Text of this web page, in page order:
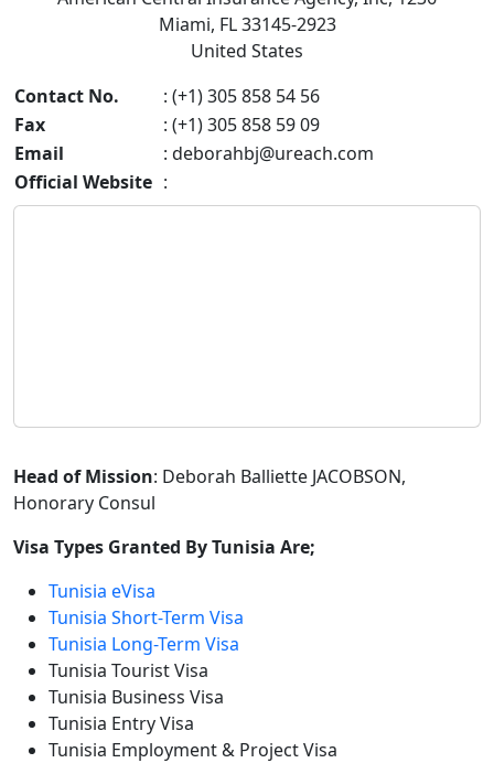
Miami, FL 33145-2923
United States
Contact No.
: (+1) 305 858 54 56
Fax
: (+1) 305 858 59 09
Email
: deborahbj@ureach.com
Official Website :
Head of Mission: Deborah Balliette JACOBSON,
Honorary Consul
Visa Types Granted By Tunisia Are;
Tunisia eVisa
Tunisia Short-Term Visa
Tunisia Long-Term Visa
Tunisia Tourist Visa
Tunisia Business Visa
Tunisia Entry Visa
Tunisia Employment & Project Visa